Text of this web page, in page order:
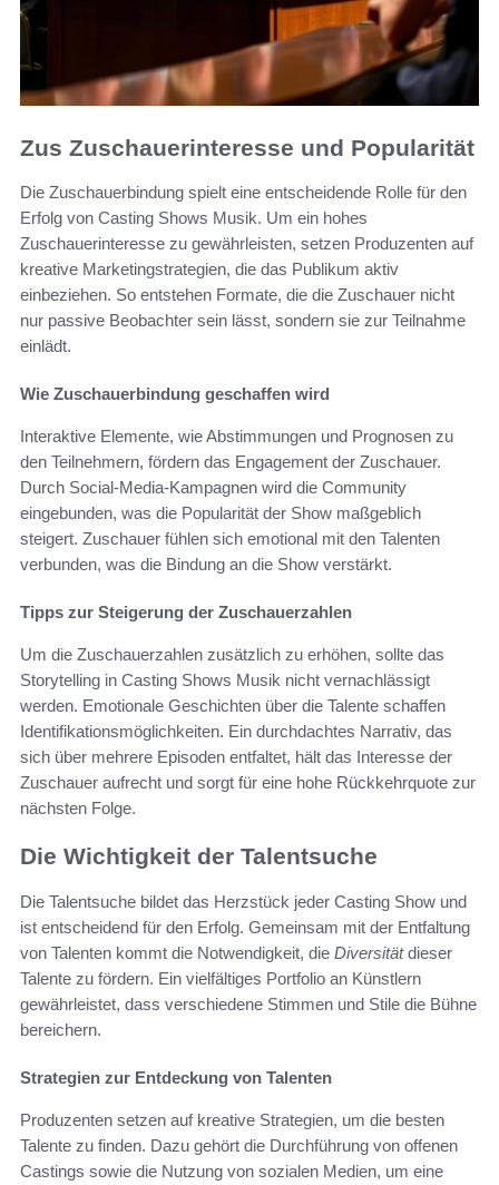
Zus Zuschauerinteresse und Popularität
Die Zuschauerbindung spielt eine entscheidende Rolle für den
Erfolg von Casting Shows Musik. Um ein hohes
Zuschauerinteresse zu gewährleisten, setzen Produzenten auf
kreative Marketingstrategien, die das Publikum aktiv
einbeziehen. So entstehen Formate, die die Zuschauer nicht
nur passive Beobachter sein lässt, sondern sie zur Teilnahme
einlädt.
Wie Zuschauerbindung geschaffen wird
Interaktive Elemente, wie Abstimmungen und Prognosen zu
den Teilnehmern, fördern das Engagement der Zuschauer.
Durch Social-Media-Kampagnen wird die Community
eingebunden, was die Popularität der Show maßgeblich
steigert. Zuschauer fühlen sich emotional mit den Talenten
verbunden, was die Bindung an die Show verstärkt.
Tipps zur Steigerung der Zuschauerzahlen
Um die Zuschauerzahlen zusätzlich zu erhöhen, sollte das
Storytelling in Casting Shows Musik nicht vernachlässigt
werden. Emotionale Geschichten über die Talente schaffen
Identifikationsmöglichkeiten. Ein durchdachtes Narrativ, das
sich über mehrere Episoden entfaltet, hält das Interesse der
Zuschauer aufrecht und sorgt für eine hohe Rückkehrquote zur
nächsten Folge.
Die Wichtigkeit der Talentsuche
Die Talentsuche bildet das Herzstück jeder Casting Show und
ist entscheidend für den Erfolg. Gemeinsam mit der Entfaltung
von Talenten kommt die Notwendigkeit, die Diversitätdieser
Talente zu fördern. Ein vielfältiges Portfolio an Künstlern
gewährleistet, dass verschiedene Stimmen und Stile die Bühne
bereichern.
Strategien zur Entdeckung von Talenten
Produzenten setzen auf kreative Strategien, um die besten
Talente zu finden. Dazu gehört die Durchführung von offenen
Castings sowie die Nutzung von sozialen Medien, um eine